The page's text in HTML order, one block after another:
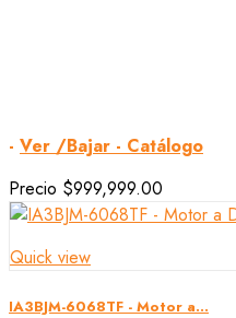
- Ver /Bajar - Catálogo
Precio $999,999.00
Quick view
IA3BJM-6068TF - Motor a...